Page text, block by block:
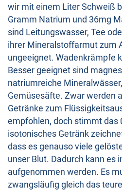
wir mit einem Liter Schweiß
Gramm Natrium und 36mg
sind Leitungswasser, Tee
ihrer Mineralstoffarmut zum
ungeeignet. Wadenkrämpfe
Besser geeignet sind
natriumreiche
Gemüsesäfte. Zwar werden
Getränke zum
empfohlen, doch stimmt das
isotonisches Getränk
dass es genauso viele
unser Blut. Dadurch kann es
aufgenommen werden. Es
zwangsläufig gleich das